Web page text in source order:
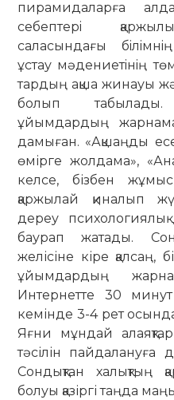
пирамидаларға
себептерi
саласындағы
ұстау мәде­ниетiнiң
тардың ақша жинауы
болып
ұйымдардың
дамыған. «Ақшаңды
өмірге жолдама»,
келсе, бізбен
қаржылай қиналып
дереу
баурап жатады.
желісіне кіре қалсаң,
ұйымдардың
Интернетте 30
кемінде 3-4 рет
Яғни мұндай
тәсілін пайдалануға
Сондықтан халықтың
болуы қазіргі таңда